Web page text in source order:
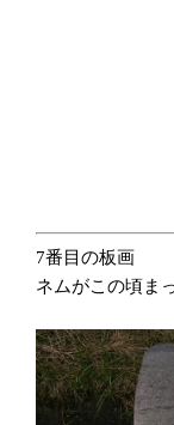
7番目の板画
ネムがこの頃ま